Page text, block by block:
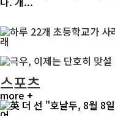
스포츠
more +